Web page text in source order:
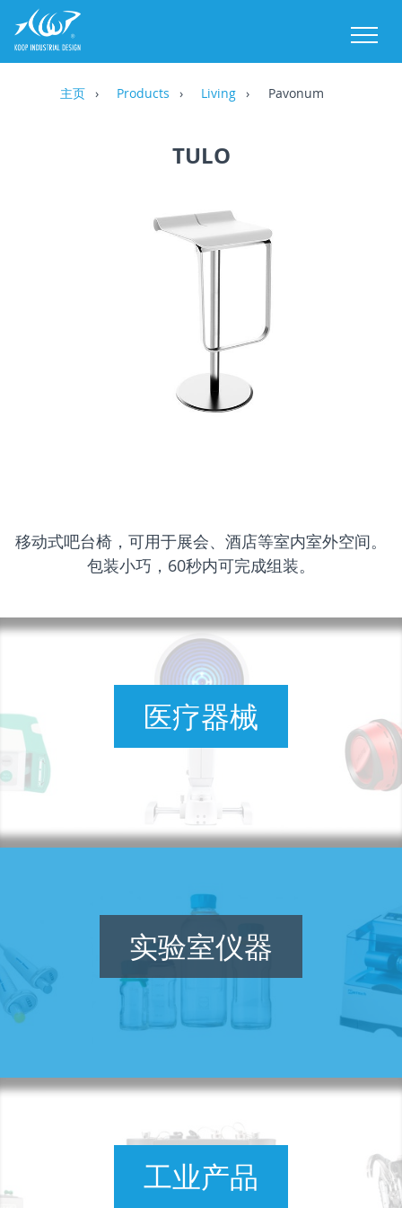
主页 Products Living Pavonum
TULO
移动式吧台椅，可用于展会、酒店等室内室外空间。
包装小巧，60秒内可完成组装。
医疗器械
实验室仪器
工业产品